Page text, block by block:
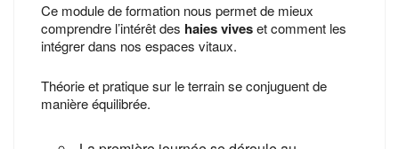
Ce module de formation nous permet de mieux
comprendre l’intérêt des haies viveset comment les
intégrer dans nos espaces vitaux.
Théorie et pratique sur le terrain se conjuguent de
manière équilibrée.